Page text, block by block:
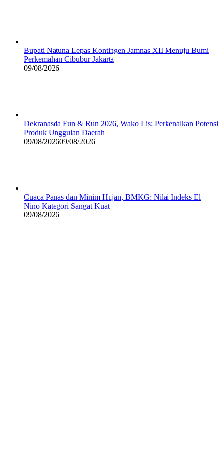
Bupati Natuna Lepas Kontingen Jamnas XII Menuju Bumi
Perkemahan Cibubur Jakarta
09/08/2026
Dekranasda Fun & Run 2026, Wako Lis: Perkenalkan Potensi
Produk Unggulan Daerah
09/08/202609/08/2026
Cuaca Panas dan Minim Hujan, BMKG: Nilai Indeks El
Nino Kategori Sangat Kuat
09/08/2026